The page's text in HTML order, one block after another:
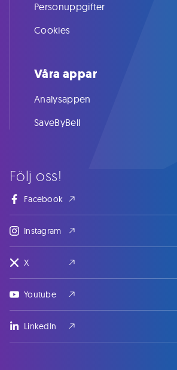
Följ oss!
Facebook
Instagram
X
Youtube
LinkedIn
Personuppgifter
Cookies
Våra appar
Analysappen
SaveByBell